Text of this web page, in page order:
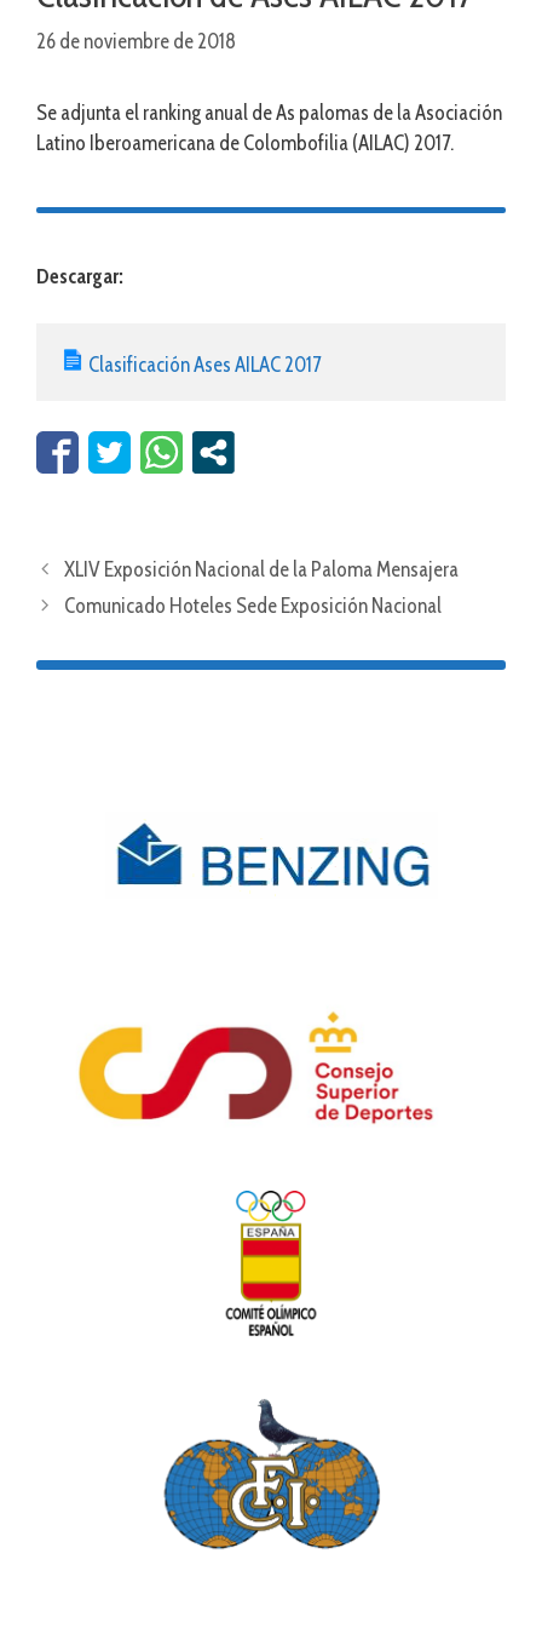
26 de noviembre de 2018
Se adjunta el ranking anual de As palomas de la Asociación
Latino Iberoamericana de Colombofilia (AILAC) 2017.
Descargar:
Clasificación Ases AILAC 2017
XLIV Exposición Nacional de la Paloma Mensajera
Comunicado Hoteles Sede Exposición Nacional